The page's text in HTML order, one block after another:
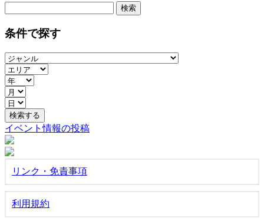
条件で探す
イベント情報の投稿
リンク・免責事項
利用規約